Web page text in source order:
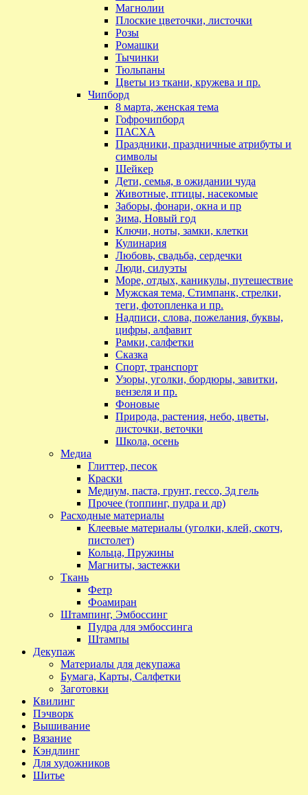
Магнолии
Плоские цветочки, листочки
Розы
Ромашки
Тычинки
Тюльпаны
Цветы из ткани, кружева и пр.
Чипборд
8 марта, женская тема
Гофрочипборд
ПАСХА
Праздники, праздничные атрибуты и
символы
Шейкер
Дети, семья, в ожидании чуда
Животные, птицы, насекомые
Заборы, фонари, окна и пр
Зима, Новый год
Ключи, ноты, замки, клетки
Кулинария
Любовь, свадьба, сердечки
Люди, силуэты
Море, отдых, каникулы, путешествие
Мужская тема, Стимпанк, стрелки,
теги, фотопленка и пр.
Надписи, слова, пожелания, буквы,
цифры, алфавит
Рамки, салфетки
Сказка
Спорт, транспорт
Узоры, уголки, бордюры, завитки,
вензеля и пр.
Фоновые
Природа, растения, небо, цветы,
листочки, веточки
Школа, осень
Медиа
Глиттер, песок
Краски
Медиум, паста, грунт, гессо, 3д гель
Прочее (топпинг, пудра и др)
Расходные материалы
Клеевые материалы (уголки, клей, скотч,
пистолет)
Кольца, Пружины
Магниты, застежки
Ткань
Фетр
Фоамиран
Штампинг, Эмбоссинг
Пудра для эмбоссинга
Штампы
Декупаж
Материалы для декупажа
Бумага, Карты, Салфетки
Заготовки
Квилинг
Пэчворк
Вышивание
Вязание
Кэндлинг
Для художников
Шитье